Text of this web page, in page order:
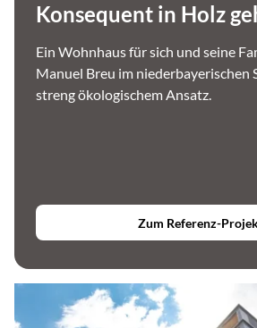
Konsequent in Holz
Ein Wohnhaus für sich und seine
Manuel Breu im niederbayerischen
streng ökologischem Ansatz.
Zum Referenz-